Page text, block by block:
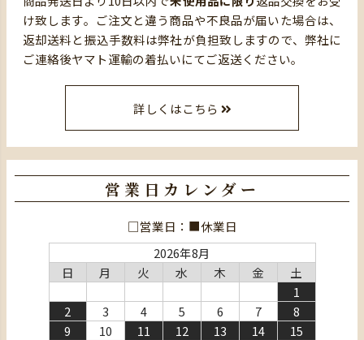
け致します。ご注文と違う商品や不良品が届いた場合は、
返却送料と振込手数料は弊社が負担致しますので、弊社に
ご連絡後ヤマト運輸の着払いにてご返送ください。
詳しくはこちら
営業日カレンダー
□営業日：■休業日
2026年8月
日
月 火 水 木 金
土
1
2
3 4 5 6 7
8
9
10 11 12 13 14
15